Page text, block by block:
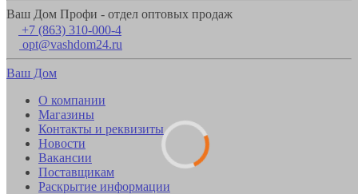
Ваш Дом Профи - отдел оптовых продаж
+7 (863) 310-000-4
opt@vashdom24.ru
Ваш Дом
О компании
Магазины
Контакты и реквизиты
Новости
Вакансии
Поставщикам
Раскрытие информации